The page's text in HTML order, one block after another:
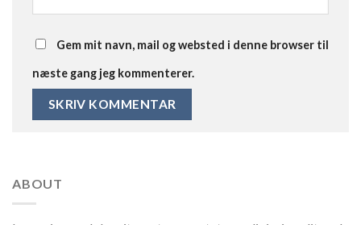
Gem mit navn, mail og websted i denne browser til
næste gang jeg kommenterer.
ABOUT